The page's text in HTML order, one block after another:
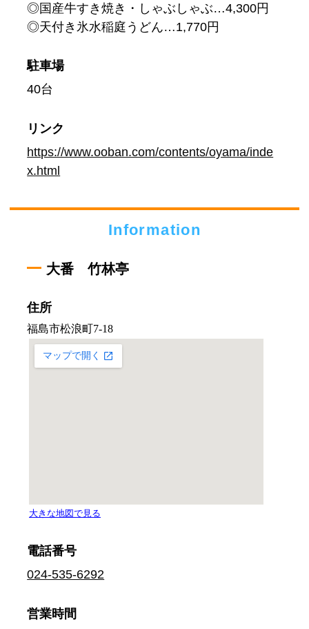
◎国産牛すき焼き・しゃぶしゃぶ…4,300円
◎天付き氷水稲庭うどん…1,770円
駐車場
40台
リンク
https://www.ooban.com/contents/oyama/inde
x.html
Information
大番 竹林亭
住所
電話番号
024-535-6292
営業時間